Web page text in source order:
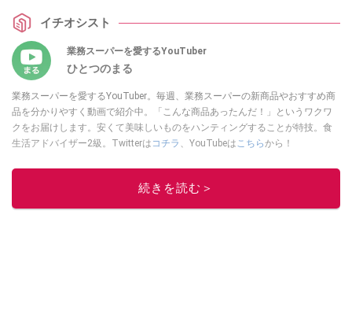
紹介します。イチオシスト
業務スーパーを愛するYouTuber
ひとつのまる
業務スーパーを愛するYouTuber。毎週、業務スーパーの新商品やおすすめ商
品を分かりやすく動画で紹介中。「こんな商品あったんだ！」というワクワ
クをお届けします。安くて美味しいものをハンティングすることが特技。食
生活アドバイザー2級。Twitterは コチラ 、YouTubeはこちらから！
このイチオシストの他の記事を読む
続きを読む＞